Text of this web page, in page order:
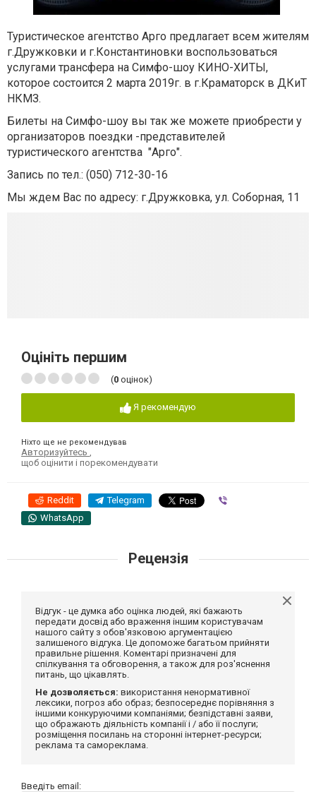
Туристическое агентство Арго предлагает всем жителям
г.Дружковки и г.Константиновки воспользоваться
услугами трансфера на Симфо-шоу КИНО-ХИТЫ,
которое состоится 2 марта 2019г. в г.Краматорск в ДКиТ
НКМЗ.
Билеты на Симфо-шоу вы так же можете приобрести у
организаторов поездки -представителей
туристического агентства "Арго".
Запись по тел.: (050) 712-30-16
Мы ждем Вас по адресу: г.Дружковка, ул. Соборная, 11
Оцініть першим
(0 оцінок)
Я рекомендую
Ніхто ще не рекомендував
Авторизуйтесь
щоб оцінити і порекомендувати
Reddit Telegram
WhatsApp
Рецензія
Відгук - це думка або оцінка людей, які бажають
передати досвід або враження іншим користувачам
нашого сайту з обов'язковою аргументацією
залишеного відгука. Це допоможе багатьом прийняти
правильне рішення. Коментарі призначені для
спілкування та обговорення, а також для роз'яснення
питань, що цікавлять.
Не дозволяється: використання ненормативної
лексики, погроз або образ; безпосереднє порівняння з
іншими конкуруючими компаніями; безпідставні заяви,
що ображають діяльність компанії і / або її послуги;
розміщення посилань на сторонні інтернет-ресурси;
реклама та самореклама.
Введіть email: